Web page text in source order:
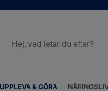
UPPLEVA & GÖRA
webbplatsen